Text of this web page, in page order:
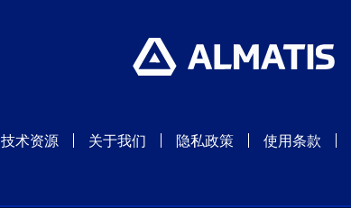
技术资源 关于我们 隐私政策 使用条款